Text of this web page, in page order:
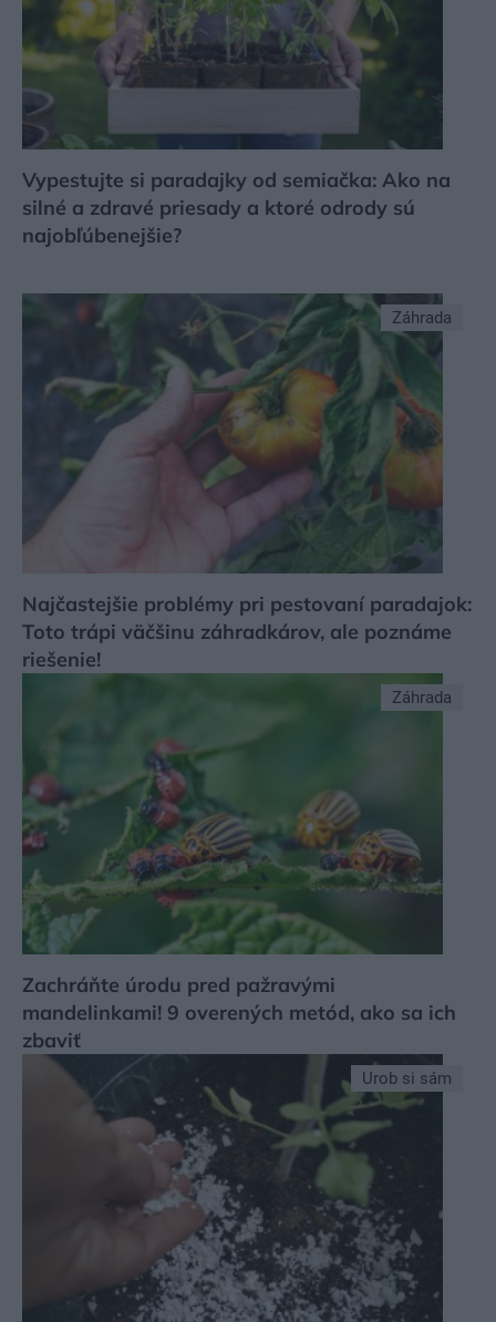
Vypestujte si paradajky od semiačka: Ako na
silné a zdravé priesady a ktoré odrody sú
najobľúbenejšie?
Záhrada
Najčastejšie problémy pri pestovaní paradajok:
Toto trápi väčšinu záhradkárov, ale poznáme
riešenie!
Záhrada
Zachráňte úrodu pred pažravými
mandelinkami! 9 overených metód, ako sa ich
zbaviť
Urob si sám